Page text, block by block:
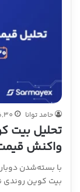
حامد توانا 30,فروردین,1405
واکنش قیمت
با بسته‌شدن
بیت کوین روندی